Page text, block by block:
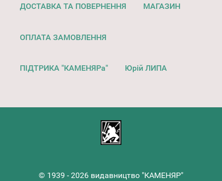
ДОСТАВКА ТА ПОВЕРНЕННЯ МАГАЗИН
ОПЛАТА ЗАМОВЛЕННЯ
ПІДТРИКА "КАМЕНЯРа" Юрій ЛИПА
© 1939 - 2026 видавництво "КАМЕНЯР"